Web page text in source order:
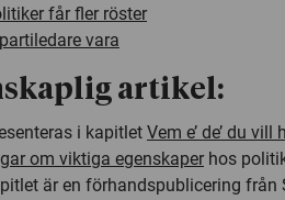
får fler röster
vara
artikel:
i kapitlet Vem e’ de’ du
om viktiga egenskaper hos
är en förhandspublicering